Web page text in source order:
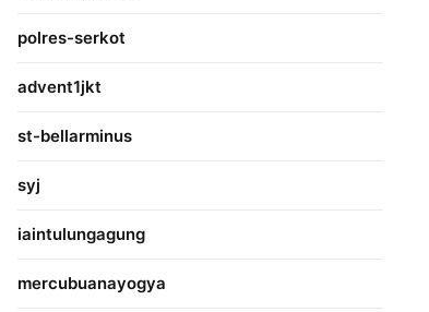
polres-serkot
advent1jkt
st-bellarminus
syj
iaintulungagung
mercubuanayogya